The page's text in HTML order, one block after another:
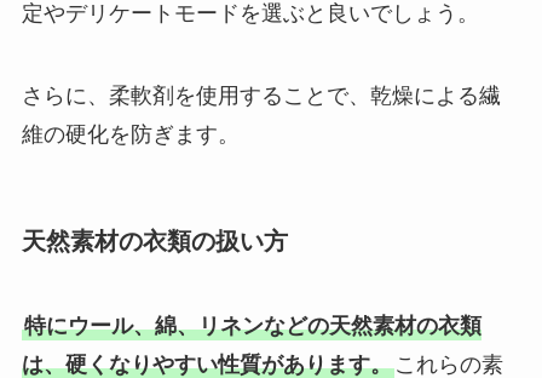
定やデリケートモードを選ぶと良いでしょう。
さらに、柔軟剤を使用することで、乾燥による繊
維の硬化を防ぎます。
天然素材の衣類の扱い方
特にウール、綿、リネンなどの天然素材の衣類
は、硬くなりやすい性質があります。これらの素